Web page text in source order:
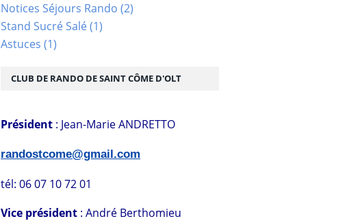
Notices Séjours Rando (2)
Stand Sucré Salé(1)
Astuces (1)
CLUB DE RANDO DE SAINT CÔME D'OLT
Président : Jean-Marie ANDRETTO
randostcome@gmail.com
tél: 06 07 10 72 01
Vice président : André Berthomieu